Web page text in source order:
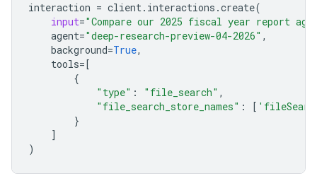
interaction = client. interactions .create(
input="Compare our 2025 fiscal year report
agent="deep-research-preview-04-2026" ,
background=True,
tools=[
{
"type" : "file_search" ,
"file_search_store_names" : [
}
]
)